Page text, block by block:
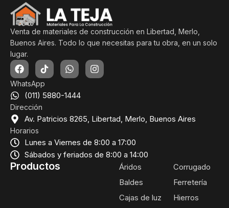
Venta de materiales de construcción en Libertad, Merlo,
Buenos Aires. Todo lo que necesitas para tu obra, en un solo
lugar.
WhatsApp
(011) 5880-1444
Dirección
Av. Patricios 8265, Libertad, Merlo, Buenos Aires
Horarios
Lunes a Viernes de 8:00 a 17:00
Sábados y feriados de 8:00 a 14:00
Productos
Áridos
Baldes
Cajas de luz
Corrugado
Ferretería
Hierros